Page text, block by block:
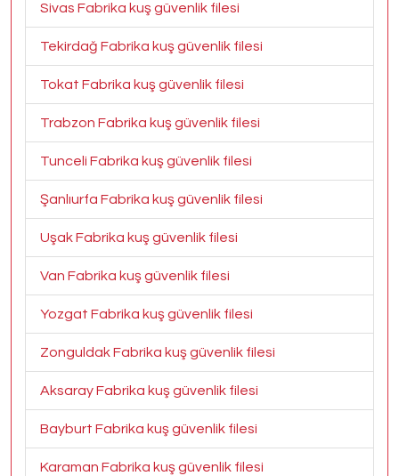
Sivas Fabrika kuş güvenlik filesi
Tekirdağ Fabrika kuş güvenlik filesi
Tokat Fabrika kuş güvenlik filesi
Trabzon Fabrika kuş güvenlik filesi
Tunceli Fabrika kuş güvenlik filesi
Şanlıurfa Fabrika kuş güvenlik filesi
Uşak Fabrika kuş güvenlik filesi
Van Fabrika kuş güvenlik filesi
Yozgat Fabrika kuş güvenlik filesi
Zonguldak Fabrika kuş güvenlik filesi
Aksaray Fabrika kuş güvenlik filesi
Bayburt Fabrika kuş güvenlik filesi
Karaman Fabrika kuş güvenlik filesi